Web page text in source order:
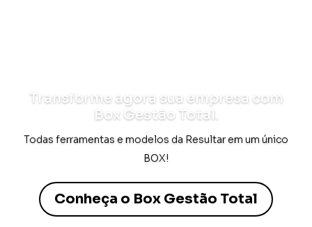
Transforme agora sua empresa com
Box Gestão Total.
Todas ferramentas e modelos da Resultar em um único
BOX!
Conheça o Box Gestão Total